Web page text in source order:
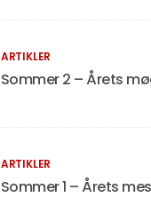
ARTIKLER
Sommer 2 – Årets
ARTIKLER
Sommer 1 – Årets